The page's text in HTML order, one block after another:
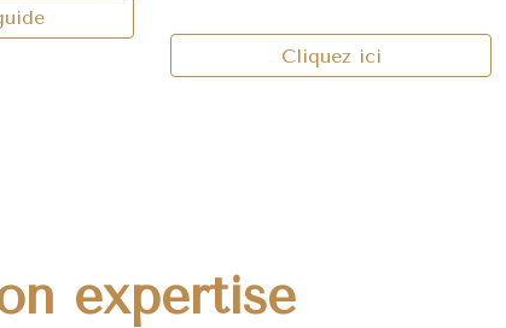
Cliquez ici
expertise